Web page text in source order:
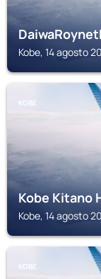
Kobe, 14 agosto
KOBE
Kobe Kitano
Kobe, 14 agosto
KOBE